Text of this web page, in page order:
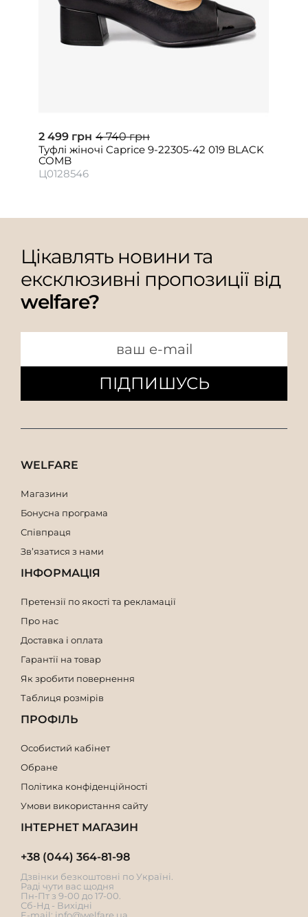
2 499 грн 4 740 грн
Туфлі жіночі Caprice 9-22305-42 019 BLACK
COMB
Ц0128546
Цікавлять новини та
ексклюзивні пропозиції від
welfare?
ПІДПИШУСЬ
WELFARE
Магазини
Бонусна програма
Співпраця
Зв’язатися з нами
ІНФОРМАЦІЯ
Претензії по якості та рекламації
Про нас
Доставка і оплата
Гарантії на товар
Як зробити повернення
Таблиця розмірів
ПРОФІЛЬ
Особистий кабінет
Обране
Політика конфіденційності
Умови використання сайту
ІНТЕРНЕТ МАГАЗИН
+38 (044) 364-81-98
Дзвінки безкоштовні по Україні.
Раді чути вас щодня
Пн-Пт з 9-00 до 17-00.
Сб-Нд - Вихідні